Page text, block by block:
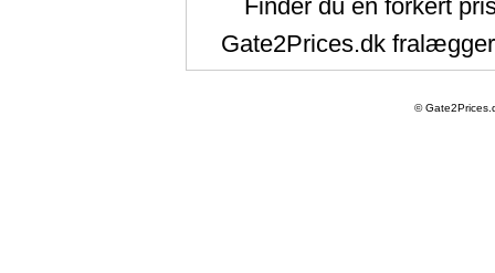
Finder du en forkert
Gate2Prices.dk
©